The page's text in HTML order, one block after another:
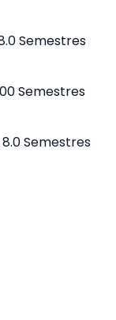
Semestres
Semestres
Semestres